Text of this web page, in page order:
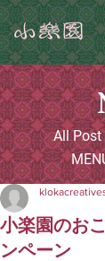
All Post
小楽園のお
ンペーン